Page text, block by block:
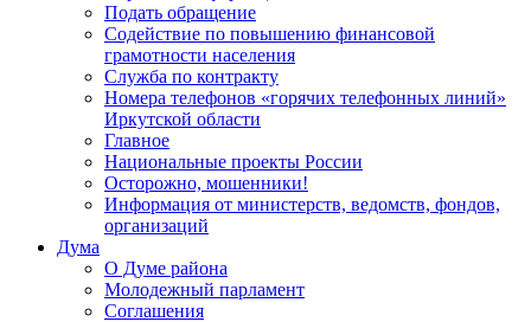
Подать обращение
Содействие по повышению финансовой
грамотности населения
Служба по контракту
Номера телефонов «горячих телефонных линий»
Иркутской области
Главное
Национальные проекты России
Осторожно, мошенники!
Информация от министерств, ведомств, фондов,
организаций
Дума
О Думе района
Молодежный парламент
Соглашения